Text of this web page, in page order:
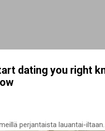
dating you right
perjantaista lauantai-iltaan.